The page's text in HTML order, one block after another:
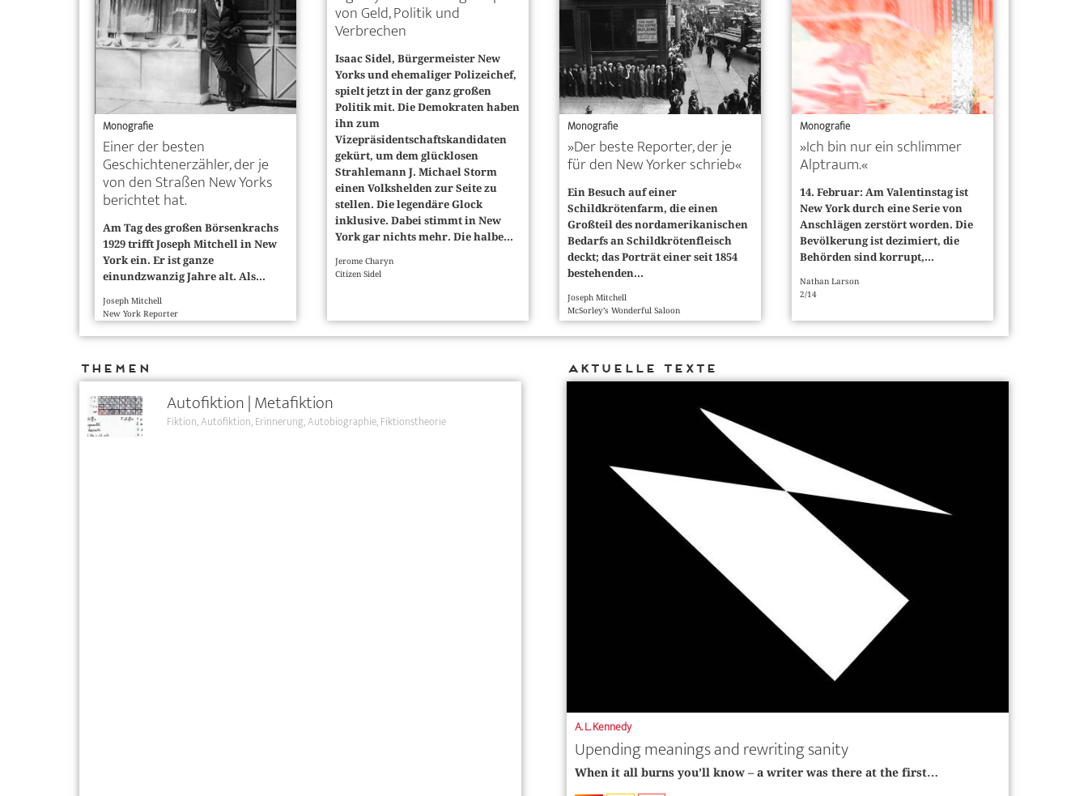
Monografie
Einer der besten
Geschichtenerzähler, der je
von den Straßen New Yorks
berichtet hat.
Am Tag des großen Börsenkrachs
1929 trifft Joseph Mitchell in New
York ein. Er ist ganze
einundzwanzig Jahre alt. Als...
Joseph Mitchell
New York Reporter
von Geld, Politik und
Verbrechen
Isaac Sidel, Bürgermeister New
Yorks und ehemaliger Polizeichef,
spielt jetzt in der ganz großen
Politik mit. Die Demokraten haben
ihn zum
Vizepräsidentschaftskandidaten
gekürt, um dem glücklosen
Strahlemann J. Michael Storm
einen Volkshelden zur Seite zu
stellen. Die legendäre Glock
inklusive. Dabei stimmt in New
York gar nichts mehr. Die halbe...
Jerome Charyn
Citizen Sidel
Monografie
»Der beste Reporter, der je
für den New Yorker schrieb«
Ein Besuch auf einer
Schildkrötenfarm, die einen
Großteil des nordamerikanischen
Bedarfs an Schildkrötenfleisch
deckt; das Porträt einer seit 1854
bestehenden...
Joseph Mitchell
McSorley’s Wonderful Saloon
Monografie
»Ich bin nur ein schlimmer
Alptraum.«
14. Februar: Am Valentinstag ist
New York durch eine Serie von
Anschlägen zerstört worden. Die
Bevölkerung ist dezimiert, die
Behörden sind korrupt,...
Nathan Larson
2/14
Themen
Autofiktion | Metafiktion
Fiktion Autofiktion Erinnerung Autobiographie Fiktionstheorie
Aktuelle Texte
A. L. Kennedy
Upending meanings and rewriting sanity
When it all burns you’ll know – a writer was there at the first…